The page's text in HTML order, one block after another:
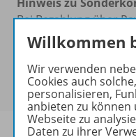
Bei Bezahlung über
keine
Sie haben ein
Um den für Sie
sich bitte an.
Willkommen
Wir verwenden
Cookies auch
personalisieren,
anbieten zu
Webseite zu
Daten zu ihrer